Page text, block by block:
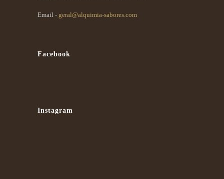
Email - geral@alquimia-sabores.com
Facebook
Instagram